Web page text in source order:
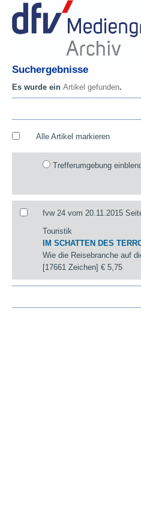
Suchergebnisse
Es wurde ein Artikel gefunden.
Alle Artikel markieren
Trefferumgebung
fvw 24 vom 20.11.2015
Touristik
IM SCHATTEN DES
Wie die Reisebranche auf
[17661 Zeichen]€ 5,75